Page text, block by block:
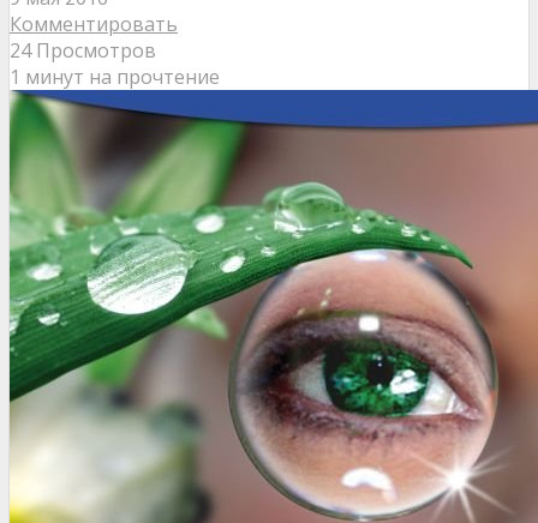
Комментировать
24 Просмотров
1 минут на прочтение